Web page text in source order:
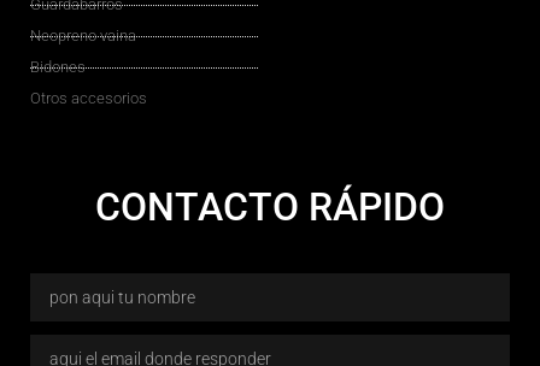
Guardabarros
Neopreno vaina
Bidones
Otros accesorios
CONTACTO RÁPIDO